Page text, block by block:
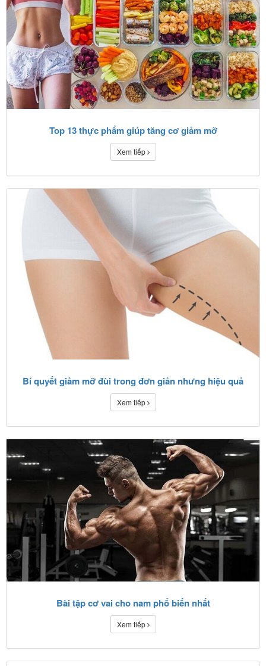
Top 13 thực phẩm giúp tăng cơ giảm mỡ
Xem tiếp
Bí quyết giảm mỡ đùi trong đơn giản nhưng hiệu quả
Xem tiếp
Bài tập cơ vai cho nam phổ biến nhất
Xem tiếp